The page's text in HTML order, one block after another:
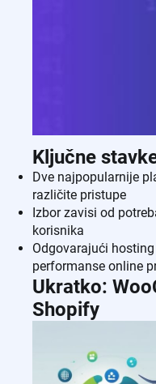
Ključne
Dve najpopularnije
različite pristupe
Izbor zavisi od
korisnika
Odgovarajući
performanse online
Ukratko:
Shopify